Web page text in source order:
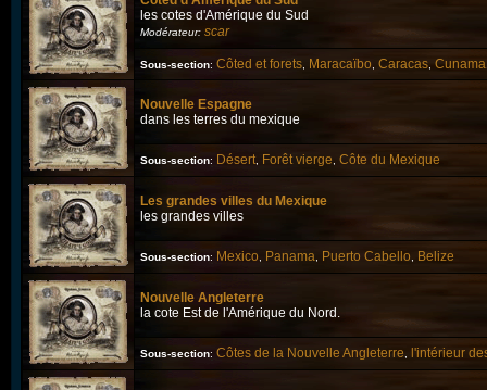
les cotes d'Amérique du Sud
Modérateur: scar
Sous-section: Côted et forets Maracaïbo Caracas Cunama
Nouvelle Espagne
dans les terres du mexique
Sous-section: Désert Forêt vierge Côte du Mexique
Les grandes villes du Mexique
les grandes villes
Sous-section: Mexico Panama Puerto Cabello Belize
Nouvelle Angleterre
la cote Est de l'Amérique du Nord.
Sous-section: Côtes de la Nouvelle Angleterre l'intérieur